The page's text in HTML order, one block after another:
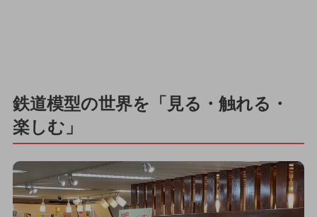
鉄道模型の世界を「見る・触れる・
楽しむ」